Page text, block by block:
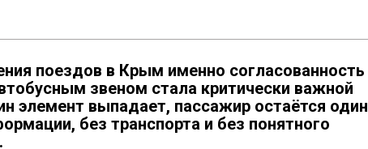
поездов в Крым именно согласованность
звеном стала критически важной
элемент выпадает, пассажир остаётся один
без транспорта и без понятного